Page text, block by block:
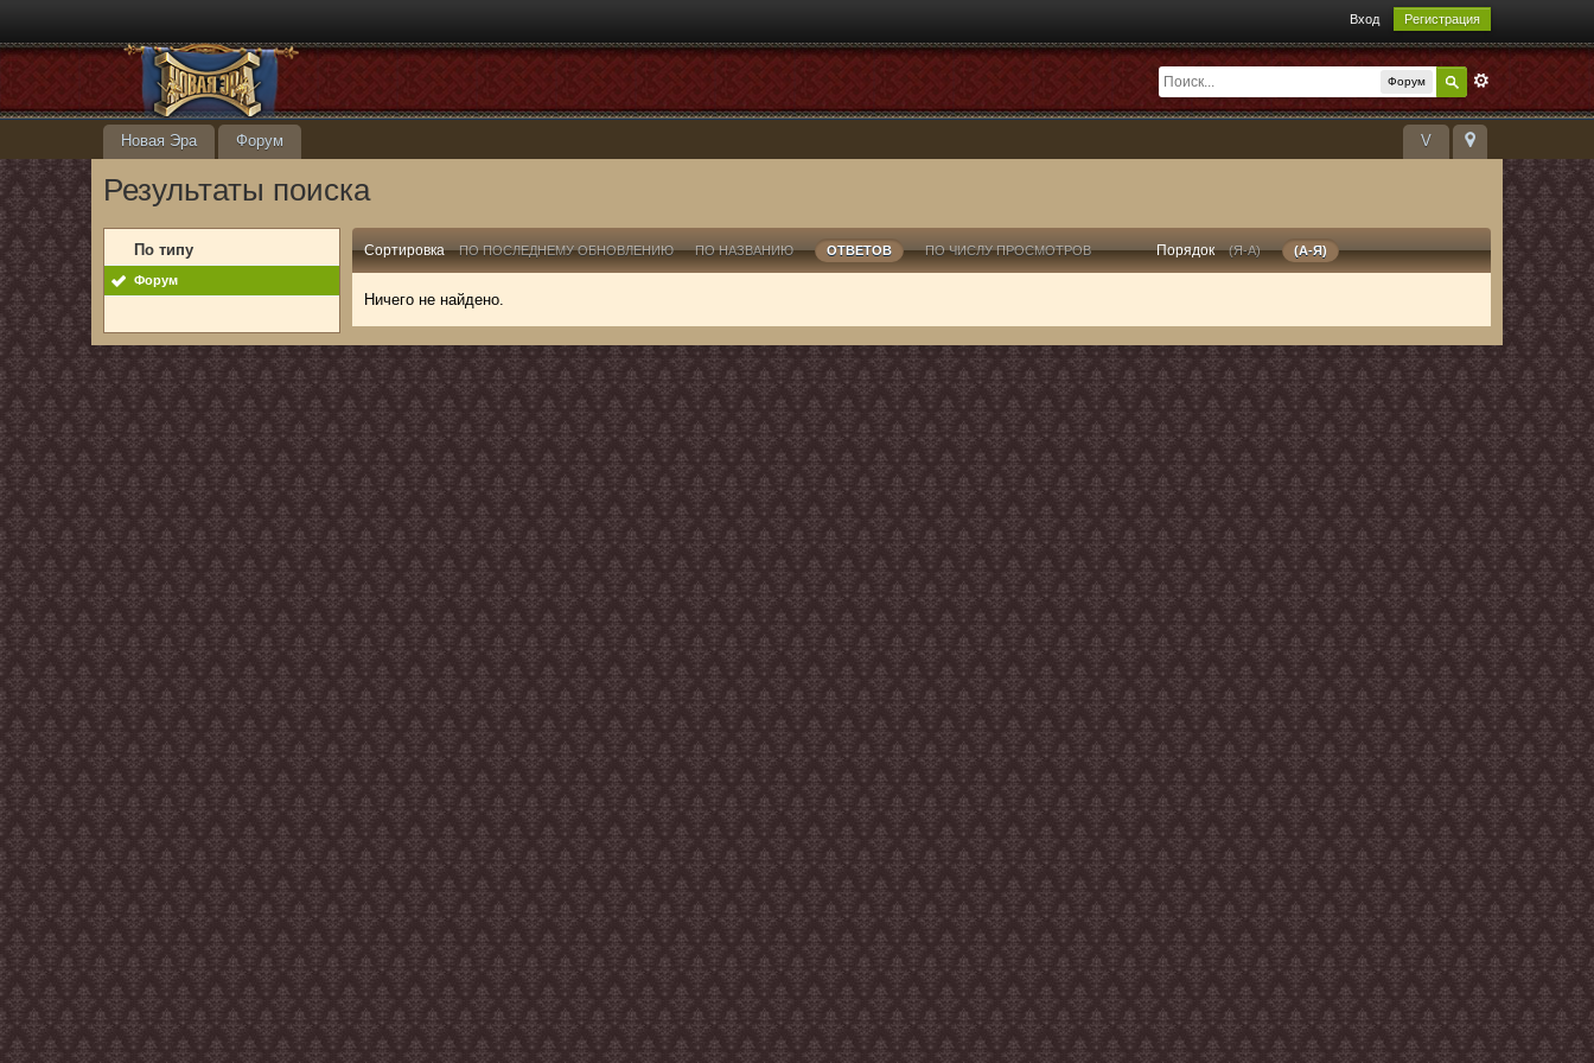
Вход Регистрация
Форум
V
Новая Эра Форум
Результаты поиска
По типу
Форум
Сортировка ПО ПОСЛЕДНЕМУ ОБНОВЛЕНИЮ ПО НАЗВАНИЮ ОТВЕТОВ ПО ЧИСЛУ ПРОСМОТРОВ Порядок (Я-А) (А-Я)
Ничего не найдено.